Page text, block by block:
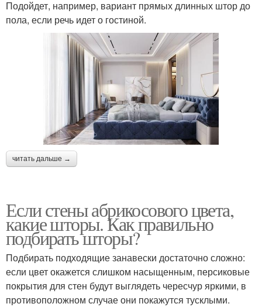
Подойдет, например, вариант прямых длинных штор до
пола, если речь идет о гостиной.
читать дальше →
Если стены абрикосового цвета,
какие шторы. Как правильно
подбирать шторы?
Подбирать подходящие занавески достаточно сложно:
если цвет окажется слишком насыщенным, персиковые
покрытия для стен будут выглядеть чересчур яркими, в
противоположном случае они покажутся тусклыми.